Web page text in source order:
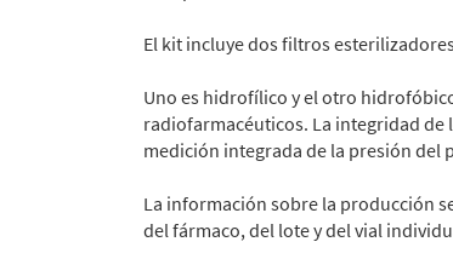
El kit incluye dos filtros
Uno es hidrofílico y el otro
radiofarmacéuticos. La integridad de
medición integrada de la presión del
La información sobre la producción
del fármaco, del lote y del vial